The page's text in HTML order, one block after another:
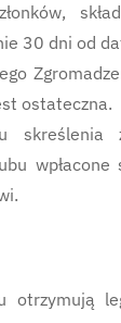
30 dni od
ostateczna.
skreślenia
wpłacone
otrzymują